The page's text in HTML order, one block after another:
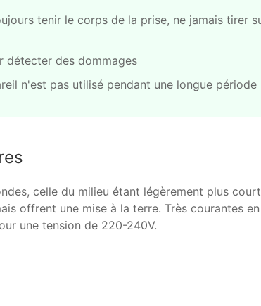
tenir le corps de la prise, ne jamais tirer
détecter des dommages
n'est pas utilisé pendant une longue période
celle du milieu étant légèrement plus
offrent une mise à la terre. Très courantes
une tension de 220-240V.